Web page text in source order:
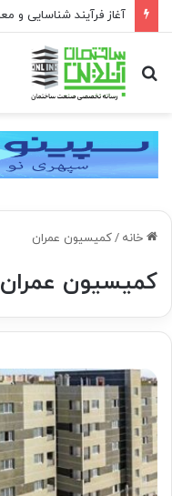
جستجو
برای
خانه /کمیسیون عمران
کمیسیون عمران